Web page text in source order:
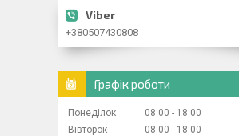
+380507430808
Графік роботи
Понеділок 08:00
18:00
Вівторок
08:00
18:00